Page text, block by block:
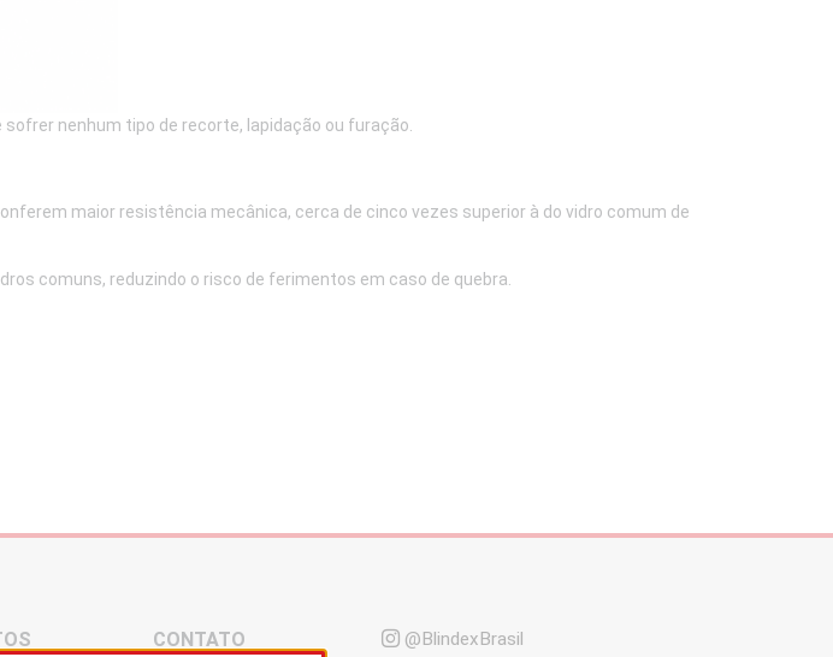
nenhum tipo de recorte, lapidação ou furação.
maior resistência mecânica, cerca de cinco vezes superior à do vidro comum de
comuns, reduzindo o risco de ferimentos em caso de quebra.
CONTATO @BlindexBrasil